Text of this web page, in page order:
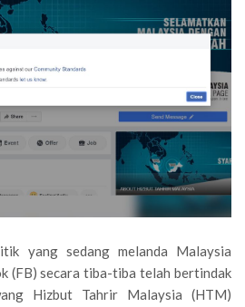
yang sedang melanda Malaysia
(FB) secara tiba-tiba telah bertindak
Hizbut Tahrir Malaysia (HTM)